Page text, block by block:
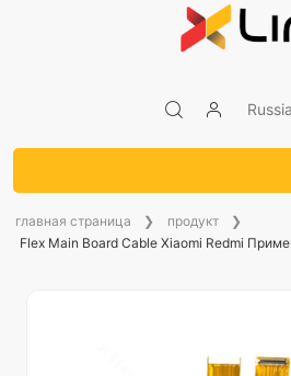
главная страница
продукт
Flex Main Board Cable Xiaomi Redmi